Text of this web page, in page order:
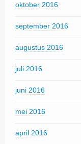
oktober 2016
september 2016
augustus 2016
juli 2016
juni 2016
mei 2016
april 2016